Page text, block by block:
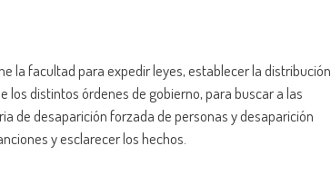
la facultad para expedir leyes, establecer la distribución
distintos órdenes de gobierno, para buscar a las
de desaparición forzada de personas y desaparición
y esclarecer los hechos.